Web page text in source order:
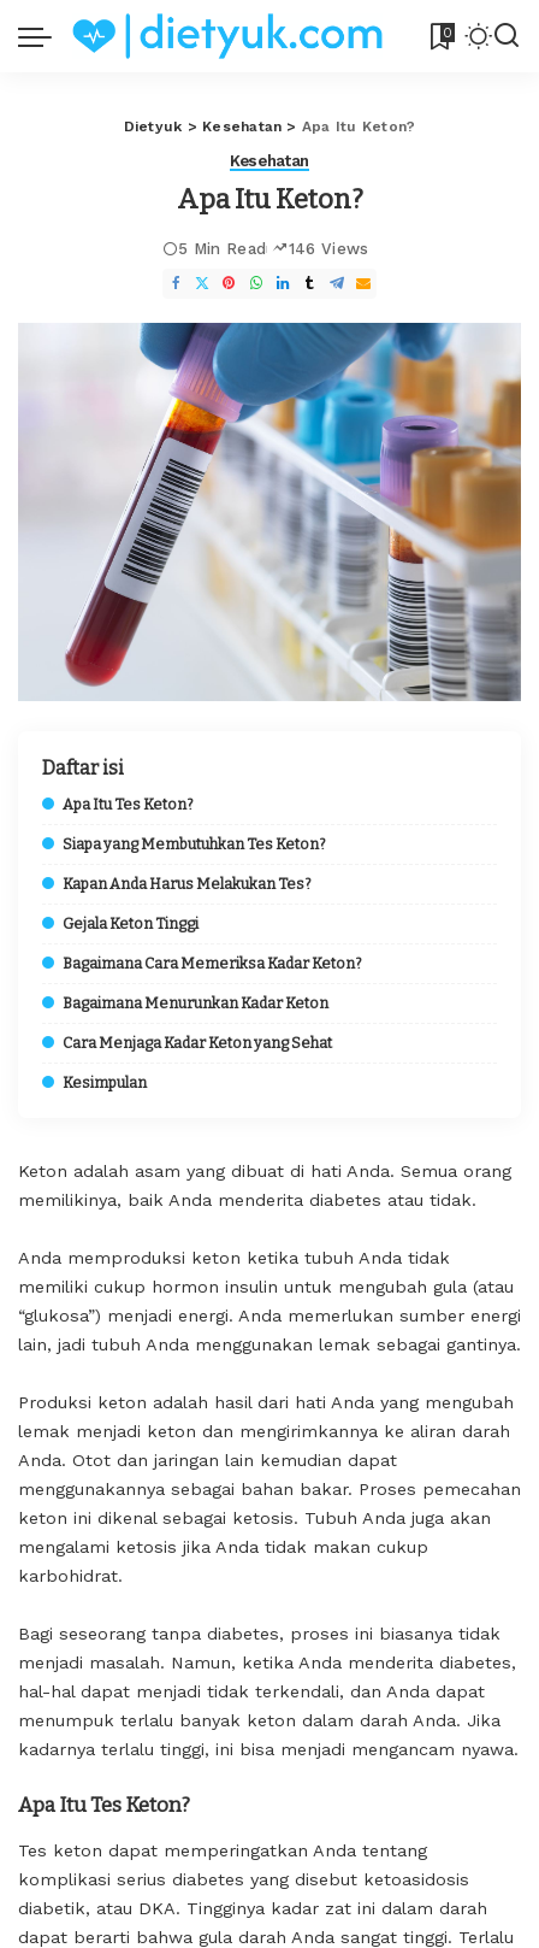
0
Dietyuk > Kesehatan > Apa Itu Keton?
Kesehatan
Apa Itu Keton?
5 Min Read 146 Views
Daftar isi
Apa Itu Tes Keton?
Siapa yang Membutuhkan Tes Keton?
Kapan Anda Harus Melakukan Tes?
Gejala Keton Tinggi
Bagaimana Cara Memeriksa Kadar Keton?
Bagaimana Menurunkan Kadar Keton
Cara Menjaga Kadar Keton yang Sehat
Kesimpulan
Keton adalah asam yang dibuat di hati Anda. Semua orang
memilikinya, baik Anda menderita diabetes atau tidak.
Anda memproduksi keton ketika tubuh Anda tidak
memiliki cukup hormon insulin untuk mengubah gula (atau
“glukosa”) menjadi energi. Anda memerlukan sumber energi
lain, jadi tubuh Anda menggunakan lemak sebagai gantinya.
Produksi keton adalah hasil dari hati Anda yang mengubah
lemak menjadi keton dan mengirimkannya ke aliran darah
Anda. Otot dan jaringan lain kemudian dapat
menggunakannya sebagai bahan bakar. Proses pemecahan
keton ini dikenal sebagai ketosis. Tubuh Anda juga akan
mengalami ketosis jika Anda tidak makan cukup
karbohidrat.
Bagi seseorang tanpa diabetes, proses ini biasanya tidak
menjadi masalah. Namun, ketika Anda menderita diabetes,
hal-hal dapat menjadi tidak terkendali, dan Anda dapat
menumpuk terlalu banyak keton dalam darah Anda. Jika
kadarnya terlalu tinggi, ini bisa menjadi mengancam nyawa.
Apa Itu Tes Keton?
Tes keton dapat memperingatkan Anda tentang
komplikasi serius diabetes yang disebut ketoasidosis
diabetik, atau DKA. Tingginya kadar zat ini dalam darah
dapat berarti bahwa gula darah Anda sangat tinggi. Terlalu